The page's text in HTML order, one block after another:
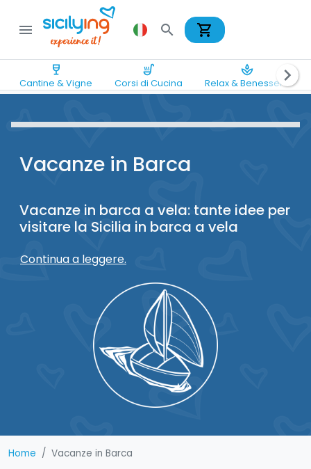
menu search shopping_cart
wine_bar
Cantine & Vigne
soup_kitchen
Corsi di Cucina
spa
Relax & Benesserechevron_right
Vacanze in Barca
Vacanze in barca a vela: tante idee per
visitare la Sicilia in barca a vela
Continua a leggere.
Home Vacanze in Barca